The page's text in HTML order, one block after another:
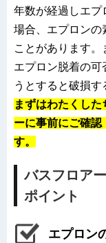
年数が経過しエプ
場合、エプロンの
ことがあります
エプロン脱着の可
うとすると破損す
まずはわたくした
ーに事前にご確認
す。
バスフロア
ポイント
エプロン